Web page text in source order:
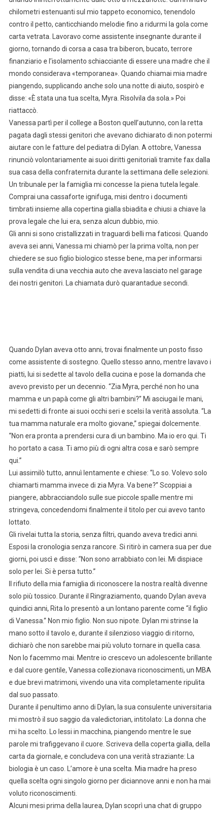
chilometri estenuanti sul mio tappeto economico, tenendolo
contro il petto, canticchiando melodie fino a ridurmi la gola come
carta vetrata. Lavoravo come assistente insegnante durante il
giorno, tornando di corsa a casa tra biberon, bucato, terrore
finanziario e l’isolamento schiacciante di essere una madre che il
mondo considerava «temporanea». Quando chiamai mia madre
piangendo, supplicando anche solo una notte di aiuto, sospirò e
disse: «È stata una tua scelta, Myra. Risolvila da sola.» Poi
riattaccò.
Vanessa partì per il college a Boston quell’autunno, con la retta
pagata dagli stessi genitori che avevano dichiarato di non potermi
aiutare con le fatture del pediatra di Dylan. A ottobre, Vanessa
rinunciò volontariamente ai suoi diritti genitoriali tramite fax dalla
sua casa della confraternita durante la settimana delle selezioni.
Un tribunale per la famiglia mi concesse la piena tutela legale.
Comprai una cassaforte ignifuga, misi dentro i documenti
timbrati insieme alla copertina gialla sbiadita e chiusi a chiave la
prova legale che lui era, senza alcun dubbio, mio.
Gli anni si sono cristallizzati in traguardi belli ma faticosi. Quando
aveva sei anni, Vanessa mi chiamò per la prima volta, non per
chiedere se suo figlio biologico stesse bene, ma per informarsi
sulla vendita di una vecchia auto che aveva lasciato nel garage
dei nostri genitori. La chiamata durò quarantadue secondi.
Quando Dylan aveva otto anni, trovai finalmente un posto fisso
come assistente di sostegno. Quello stesso anno, mentre lavavo i
piatti, lui si sedette al tavolo della cucina e pose la domanda che
avevo previsto per un decennio. “Zia Myra, perché non ho una
mamma e un papà come gli altri bambini?” Mi asciugai le mani,
mi sedetti di fronte ai suoi occhi seri e scelsi la verità assoluta. “La
tua mamma naturale era molto giovane,” spiegai dolcemente.
“Non era pronta a prendersi cura di un bambino. Ma io ero qui. Ti
ho portato a casa. Ti amo più di ogni altra cosa e sarò sempre
qui.”
Lui assimilò tutto, annuì lentamente e chiese: “Lo so. Volevo solo
chiamarti mamma invece di zia Myra. Va bene?” Scoppiai a
piangere, abbracciandolo sulle sue piccole spalle mentre mi
stringeva, concedendomi finalmente il titolo per cui avevo tanto
lottato.
Gli rivelai tutta la storia, senza filtri, quando aveva tredici anni.
Esposi la cronologia senza rancore. Si ritirò in camera sua per due
giorni, poi uscì e disse: “Non sono arrabbiato con lei. Mi dispiace
solo per lei. Si è persa tutto.”
Il rifiuto della mia famiglia di riconoscere la nostra realtà divenne
solo più tossico. Durante il Ringraziamento, quando Dylan aveva
quindici anni, Rita lo presentò a un lontano parente come “il figlio
di Vanessa.” Non mio figlio. Non suo nipote. Dylan mi strinse la
mano sotto il tavolo e, durante il silenzioso viaggio di ritorno,
dichiarò che non sarebbe mai più voluto tornare in quella casa.
Non lo facemmo mai. Mentre io crescevo un adolescente brillante
e dal cuore gentile, Vanessa collezionava riconoscimenti, un MBA
e due brevi matrimoni, vivendo una vita completamente ripulita
dal suo passato.
Durante il penultimo anno di Dylan, la sua consulente universitaria
mi mostrò il suo saggio da valedictorian, intitolato: La donna che
mi ha scelto. Lo lessi in macchina, piangendo mentre le sue
parole mi trafiggevano il cuore. Scriveva della coperta gialla, della
carta da giornale, e concludeva con una verità straziante: La
biologia è un caso. L’amore è una scelta. Mia madre ha preso
quella scelta ogni singolo giorno per diciannove anni e non ha mai
voluto riconoscimenti.
Alcuni mesi prima della laurea, Dylan scoprì una chat di gruppo